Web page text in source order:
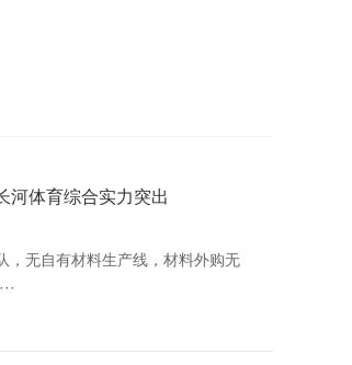
河体育综合实力突出
，无自有材料生产线，材料外购无